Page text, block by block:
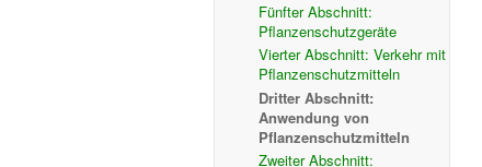
Fünfter Abschnitt:
Pflanzenschutzgeräte
Vierter Abschnitt: Verkehr mit
Pflanzenschutzmitteln
Dritter Abschnitt:
Anwendung von
Pflanzenschutzmitteln
Zweiter Abschnitt: